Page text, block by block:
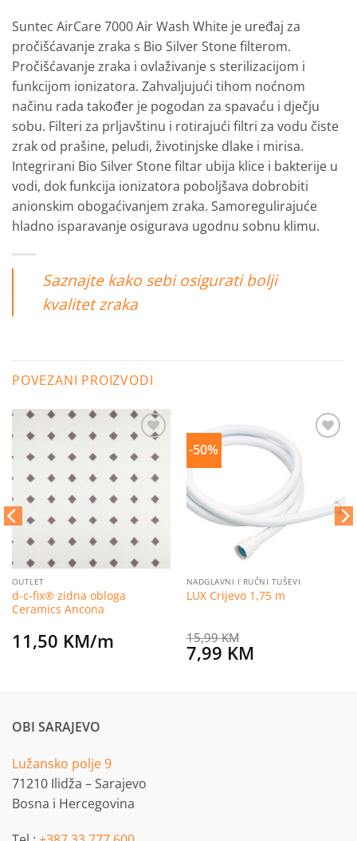
Suntec AirCare 7000 Air Wash White je uređaj za
pročišćavanje zraka s Bio Silver Stone filterom.
Pročišćavanje zraka i ovlaživanje s sterilizacijom i
funkcijom ionizatora. Zahvaljujući tihom noćnom
načinu rada također je pogodan za spavaću i dječju
sobu. Filteri za prljavštinu i rotirajući filtri za vodu čiste
zrak od prašine, peludi, životinjske dlake i mirisa.
Integrirani Bio Silver Stone filtar ubija klice i bakterije u
vodi, dok funkcija ionizatora poboljšava dobrobiti
anionskim obogaćivanjem zraka. Samoregulirajuće
hladno isparavanje osigurava ugodnu sobnu klimu.
Saznajte kako sebi osigurati bolji
kvalitet zraka
POVEZANI PROIZVODI
na
listu
želja
OUTLET
d-c-fix® zidna obloga
Ceramics Ancona
11,50 KM/m
-50%
NADGLAVNI I RUČNI TUŠEVI
LUX Crijevo 1,75 m
15,99KM
Original
price
7,99 KMCurrent
OBI SARAJEVO
Lužansko polje 9
71210 Ilidža – Sarajevo
Bosna i Hercegovina